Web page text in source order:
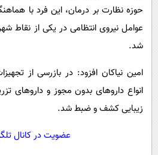
اجتماعی
سیاست خارجی
حوزه نظارت بر درمان، این فرد با
عوامل نیروی انتظامی در یکی از نقاط
شد.
امین نیاکان افزود: در بازرسی از
انواع داروهای بدون مجوز و داروهای
زیبایی کشف و ضبط شد.
عضویت در کانال